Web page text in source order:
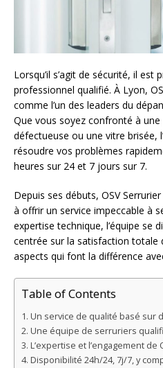
Lorsqu’il s’agit de sécurité, il
professionnel qualifié. À Lyon,
comme l’un des leaders du
Que vous soyez confronté à
défectueuse ou une vitre brisée,
résoudre vos problèmes
heures sur 24 et 7 jours sur 7.
Depuis ses débuts, OSV
à offrir un service impeccable à
expertise technique, l’équipe se
centrée sur la satisfaction totale
aspects qui font la différence
Table of Contents
Un service de qualité basé sur
Une équipe de serruriers
L’expertise et l’engagement de
Disponibilité 24h/24, 7j/7, y